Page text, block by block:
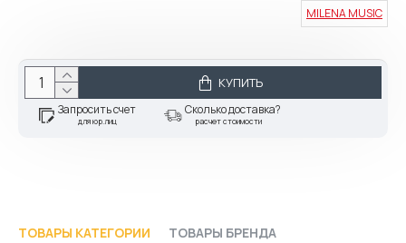
MILENA MUSIC
КУПИТЬ
Запросить счет
для юр.лиц
Сколько доставка?
расчет стоимости
ТОВАРЫ КАТЕГОРИИ ТОВАРЫ БРЕНДА